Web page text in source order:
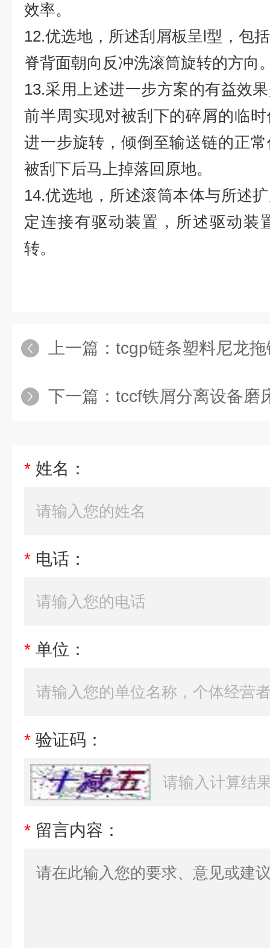
效率。
12.优选地，所述刮屑板呈l型，包
脊背面朝向反冲洗滚筒旋转的方向
13.采用上述进一步方案的有益效
前半周实现对被刮下的碎屑的临
进一步旋转，倾倒至输送链的正
被刮下后马上掉落回原地。
14.优选地，所述滚筒本体与所述
定连接有驱动装置，所述驱动装
转。
上一篇： tcgp链条塑料尼龙拖
下一篇： tccf铁屑分离设备磨
* 姓名：
* 电话：
* 单位：
* 验证码：
* 留言内容：